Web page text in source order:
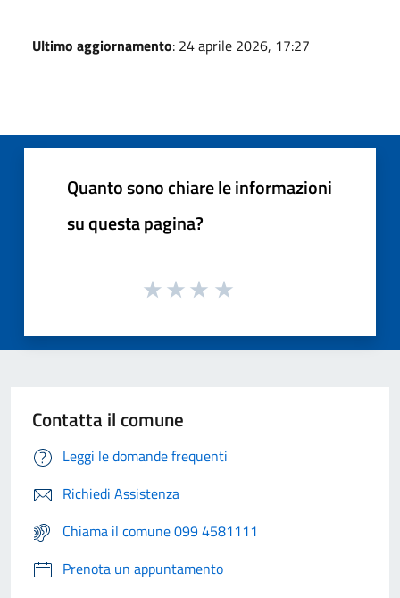
Ultimo aggiornamento: 24 aprile 2026, 17:27
Quanto sono chiare le informazioni
su questa pagina?
Contatta il comune
Leggi le domande frequenti
Richiedi Assistenza
Chiama il comune 099 4581111
Prenota un appuntamento